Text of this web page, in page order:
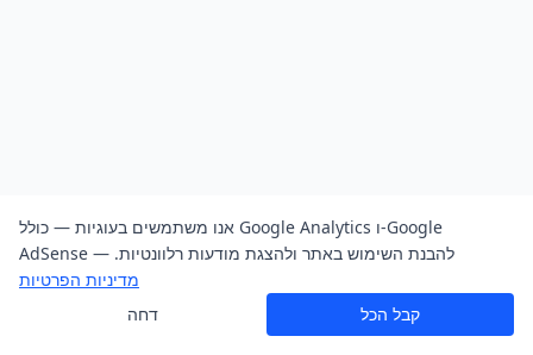
אנו משתמשים בעוגיות — כולל Google Analytics ו-Google
AdSense — להבנת השימוש באתר ולהצגת מודעות רלוונטיות.
מדיניות הפרטיות
דחה
קבל הכל